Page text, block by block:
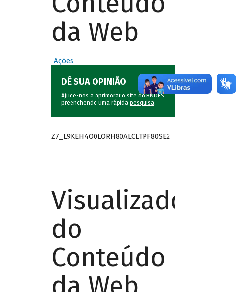
da Web
Ações
DÊ SUA OPINIÃO
Ajude-nos a aprimorar o site do BNDES
preenchendo uma rápida pesquisa.
Z7_L9KEH4O0LORH80ALCLTPF80SE2
Visualizador
do
Conteúdo
da Web